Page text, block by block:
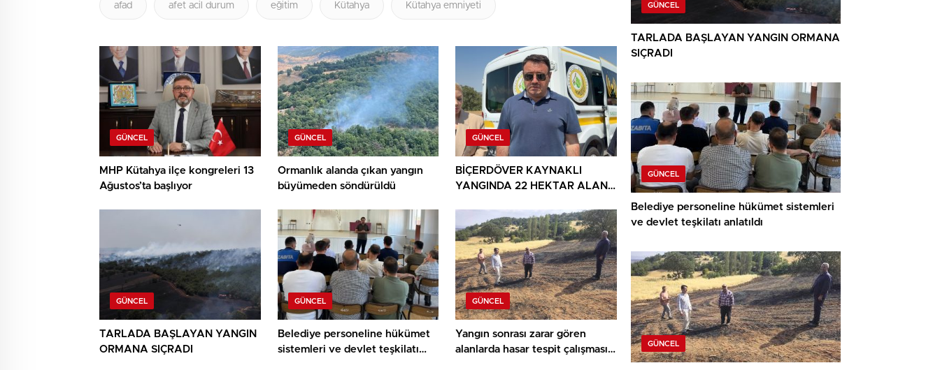
afad afet acil durum eğitim Kütahya Kütahya emniyeti
GÜNCEL
MHP Kütahya ilçe kongreleri 13
Ağustos’ta başlıyor
GÜNCEL
Ormanlık alanda çıkan yangın
büyümeden söndürüldü
GÜNCEL
BİÇERDÖVER KAYNAKLI
YANGINDA 22 HEKTAR ALAN
GÜNCEL
TARLADA BAŞLAYAN YANGIN
ORMANA SIÇRADI
GÜNCEL
Belediye personeline hükümet
sistemleri ve devlet teşkilatı
GÜNCEL
Yangın sonrası zarar gören
alanlarda hasar tespit çalışması
GÜNCEL
TARLADA BAŞLAYAN YANGIN ORMANA
SIÇRADI
GÜNCEL
Belediye personeline hükümet sistemleri
ve devlet teşkilatı anlatıldı
GÜNCEL